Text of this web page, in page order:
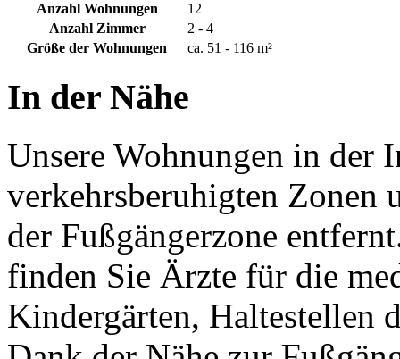
Anzahl Wohnungen
12
Anzahl Zimmer
2 - 4
Größe der Wohnungen
ca. 51 - 116 m²
In der Nähe
Unsere Wohnungen in der
verkehrsberuhigten Zonen
der Fußgängerzone
finden Sie Ärzte für die
Kindergärten, Haltestellen